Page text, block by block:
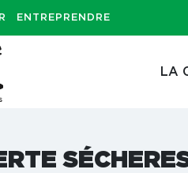
ENTREPRENDRE
LA